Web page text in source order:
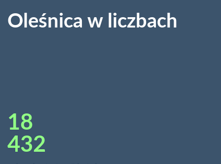
Oleśnica w liczbach
26
636